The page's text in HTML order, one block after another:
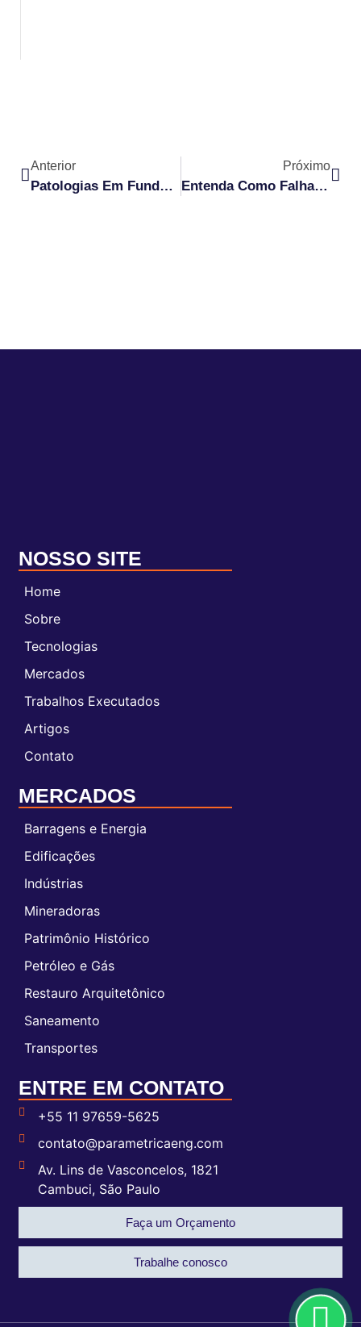
Anterior
Patologias Em Fundações: Saiba As Causas E Como Prevenir
Próximo
Entenda Como Falhas Na Impermeabilização Ocorrem E Saiba Evitá-Las
NOSSO SITE
Home
Sobre
Tecnologias
Mercados
Trabalhos Executados
Artigos
Contato
MERCADOS
Barragens e Energia
Edificações
Indústrias
Mineradoras
Patrimônio Histórico
Petróleo e Gás
Restauro Arquitetônico
Saneamento
Transportes
ENTRE EM CONTATO
+55 11 97659-5625
contato@parametricaeng.com
Av. Lins de Vasconcelos, 1821
Cambuci, São Paulo
Faça um Orçamento
Trabalhe conosco